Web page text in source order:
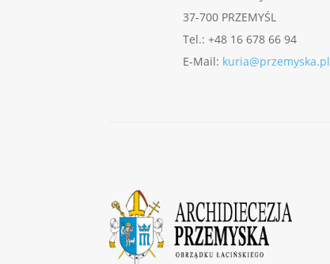
37-700 PRZEMYŚL
Tel.: +48 16 678 66 94
E-Mail: kuria@przemyska.pl